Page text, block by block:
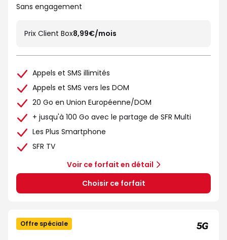
Sans engagement
Prix Client Box8,99€/mois
Appels et SMS illimités
Appels et SMS vers les DOM
20 Go en Union Européenne/DOM
+ jusqu'à 100 Go avec le partage de SFR Multi
Les Plus Smartphone
SFR TV
Voir ce forfait en détail
Choisir ce forfait
Offre spéciale